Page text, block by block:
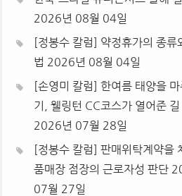
2026년 08월 04일
[정봉수 칼럼] 약정휴가의 종류
법 2026년 08월 04일
[손영미 칼럼] 한여름 태양을
기, 웰링턴 CC코스가 열어준 길
2026년 07월 28일
[정봉수 칼럼] 판매위탁계약을
품매장 점장의 근로자성 판단
07월 27일